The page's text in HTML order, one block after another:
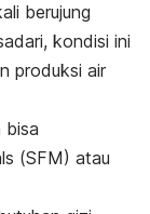
berujung
kondisi ini
produksi air
bisa
(SFM) atau